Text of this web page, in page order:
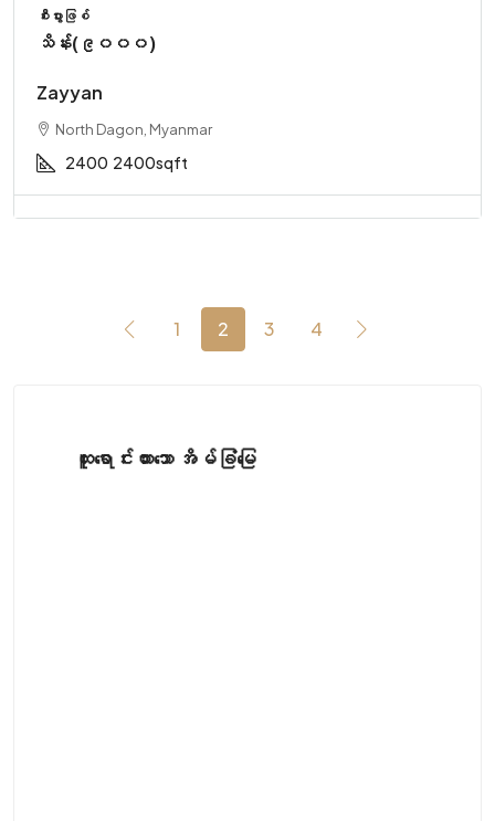
စီးပွားဖြစ်
သိန်း(၉၀၀၀)
Zayyan
North Dagon, Myanmar
2400 2400sqft
1 2 3 4
ထူးရောင်းထားသော အိမ်ခြံမြေ